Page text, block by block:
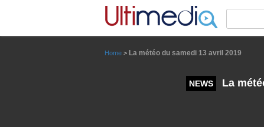
Home > La météo du samedi 13 avril 2019
NEWS La